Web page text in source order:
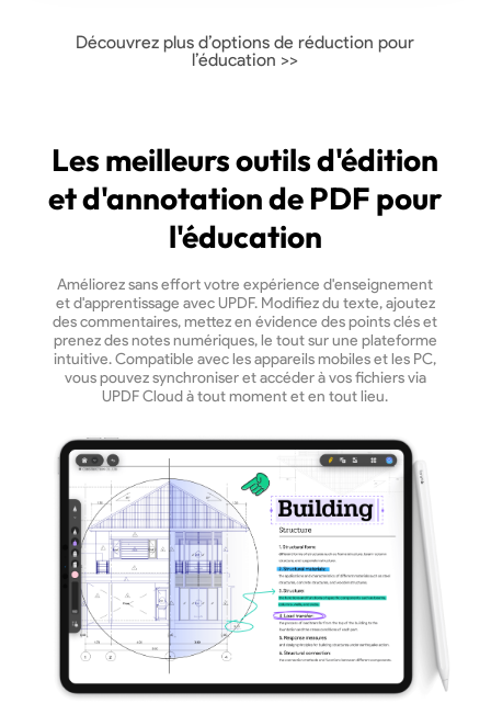
Découvrez plus d’options de réduction pour
l’éducation >>
Les meilleurs outils d'édition
et d'annotation de PDF pour
l'éducation
Améliorez sans effort votre expérience d'enseignement
et d'apprentissage avec UPDF. Modifiez du texte, ajoutez
des commentaires, mettez en évidence des points clés et
prenez des notes numériques, le tout sur une plateforme
intuitive. Compatible avec les appareils mobiles et les PC,
vous pouvez synchroniser et accéder à vos fichiers via
UPDF Cloud à tout moment et en tout lieu.